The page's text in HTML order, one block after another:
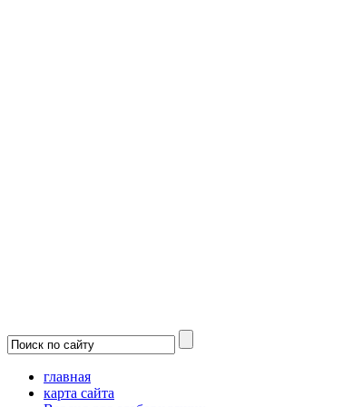
главная
карта сайта